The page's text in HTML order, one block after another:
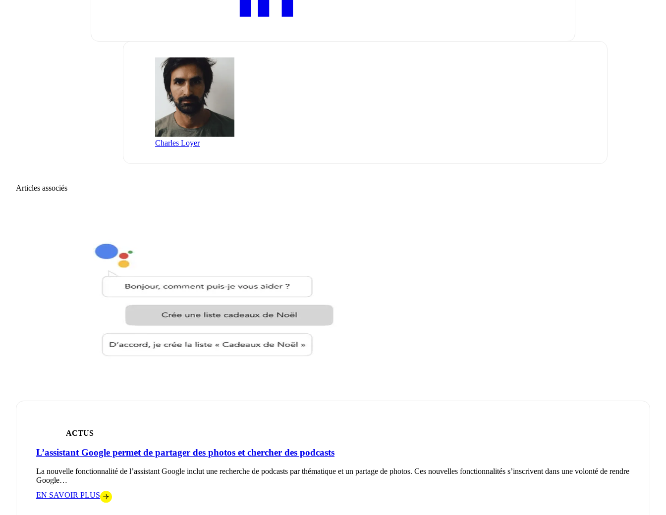
Charles Loyer
Articles associés
ACTUS
L’assistant Google permet de partager des photos et chercher des podcasts
La nouvelle fonctionnalité de l’assistant Google inclut une recherche de podcasts par thématique et un partage de photos. Ces nouvelles fonctionnalités s’inscrivent dans une volonté de rendre
Google…
EN SAVOIR PLUS